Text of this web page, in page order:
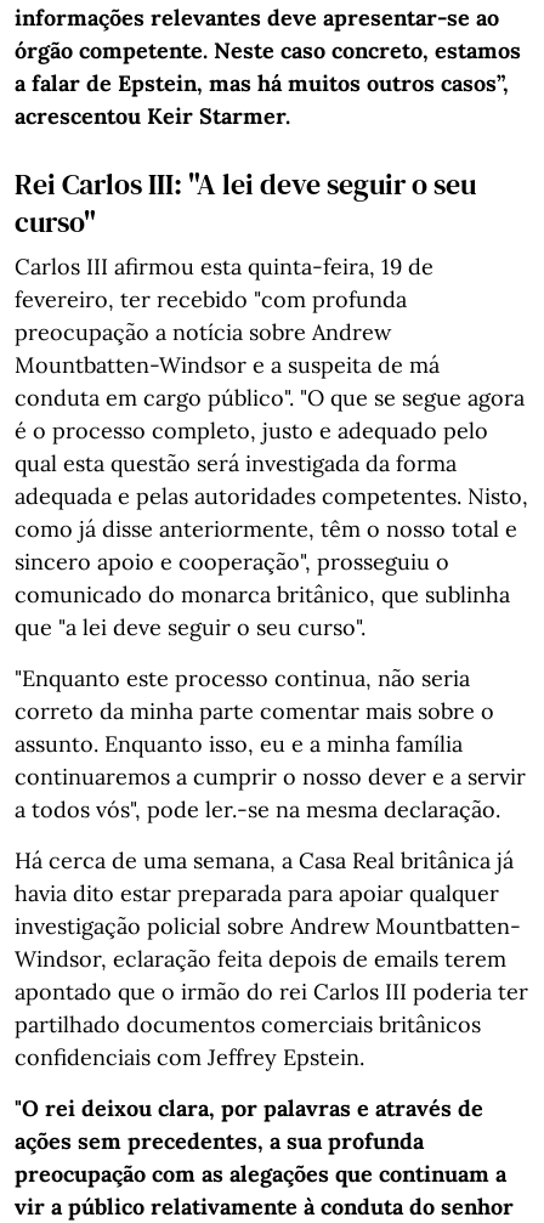
informações relevantes deve apresentar-se ao
órgão competente. Neste caso concreto, estamos
a falar de Epstein, mas há muitos outros casos”,
acrescentou Keir Starmer.
Rei Carlos III: "A lei deve seguir o seu
curso"
Carlos III afirmou esta quinta-feira, 19 de
fevereiro, ter recebido "com profunda
preocupação a notícia sobre Andrew
Mountbatten-Windsor e a suspeita de má
conduta em cargo público". "O que se segue agora
é o processo completo, justo e adequado pelo
qual esta questão será investigada da forma
adequada e pelas autoridades competentes. Nisto,
como já disse anteriormente, têm o nosso total e
sincero apoio e cooperação", prosseguiu o
comunicado do monarca britânico, que sublinha
que "a lei deve seguir o seu curso".
"Enquanto este processo continua, não seria
correto da minha parte comentar mais sobre o
assunto. Enquanto isso, eu e a minha família
continuaremos a cumprir o nosso dever e a servir
a todos vós", pode ler.-se na mesma declaração.
Há cerca de uma semana, a Casa Real britânica já
havia dito estar preparada para apoiar qualquer
investigação policial sobre Andrew Mountbatten-
Windsor, eclaração feita depois de emails terem
apontado que o irmão do rei Carlos III poderia ter
partilhado documentos comerciais britânicos
confidenciais com Jeffrey Epstein.
"O rei deixou clara, por palavras e através de
ações sem precedentes, a sua profunda
preocupação com as alegações que continuam a
vir a público relativamente à conduta do senhor